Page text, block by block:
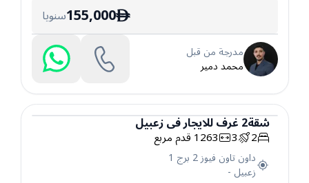
ê
155,000سنويا
مدرجة من قبل
محمد دمير
شقة
شقة2غرفللايجارفيزعبيل
2
3
1263قدم مربع
داون تاون فيوز 2 برج 1
زعبيل -